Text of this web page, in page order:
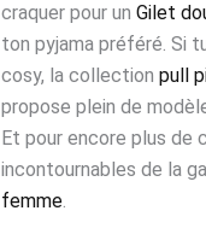
craquer pour unGilet
ton pyjama préféré. Si
cosy, la collectionpull
propose plein de
Et pour encore plus
incontournables de la
femme.